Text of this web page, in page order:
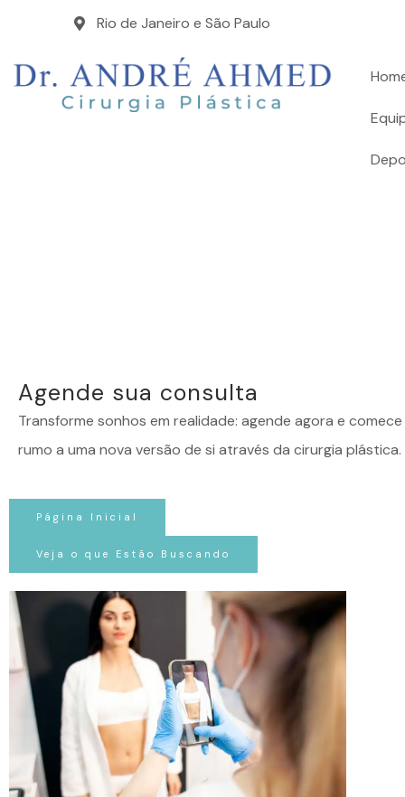
Rio de Janeiro e São Paulo
Agende sua consulta
Transforme sonhos em realidade: agende agora e
rumo a uma nova versão de si através da cirurgia plástica.
Página Inicial
Veja o que Estão Buscando